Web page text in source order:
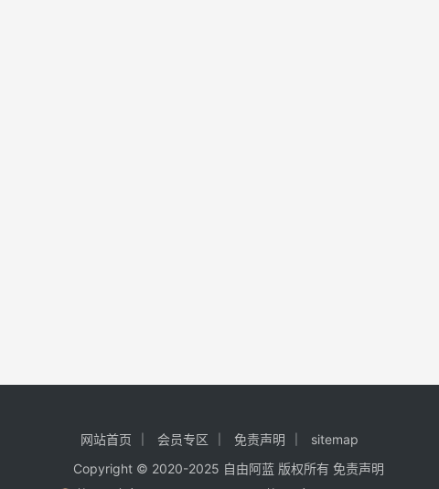
网站首页 会员专区 免责声明
sitemap
Copyright © 2020-2025 自由阿蓝 版权所有 免责声明